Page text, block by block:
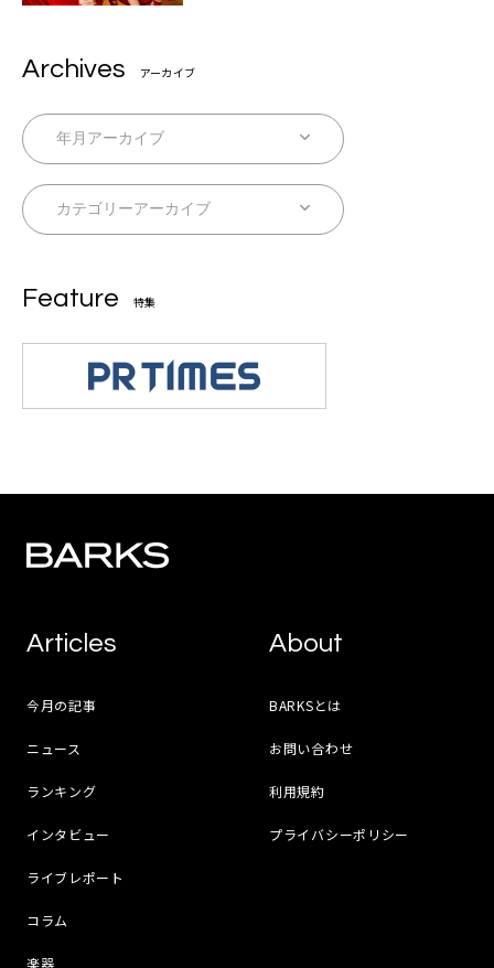
Archives アーカイブ
Feature 特集
Articles
今月の記事
ニュース
ランキング
インタビュー
ライブレポート
コラム
楽器
About
BARKSとは
お問い合わせ
利用規約
プライバシーポリシー